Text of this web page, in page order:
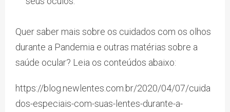
Quer saber mais sobre os cuidados com os olhos
durante a Pandemia e outras matérias sobre a
saúde ocular? Leia os conteúdos abaixo:
https://blog.newlentes.com.br/2020/04/07/cuida
dos-especiais-com-suas-lentes-durante-a-